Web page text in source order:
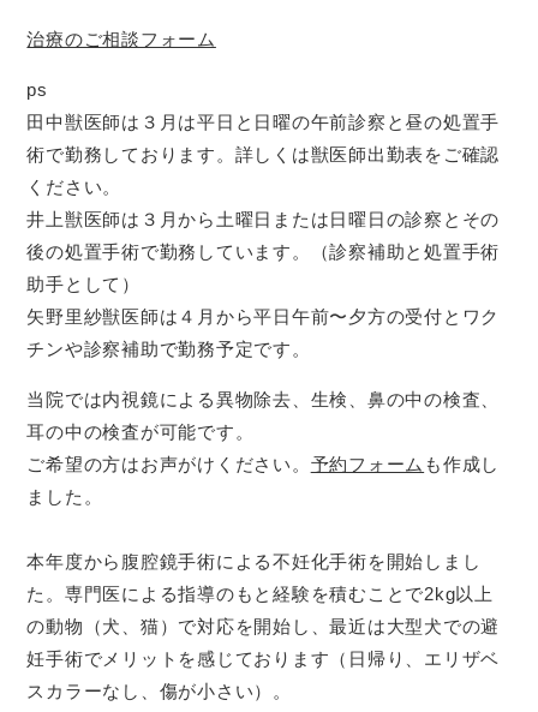
治療のご相談フォーム
ps
田中獣医師は３月は平日と日曜の午前診察と昼の処置手
術で勤務しております。詳しくは獣医師出勤表をご確認
ください。
井上獣医師は３月から土曜日または日曜日の診察とその
後の処置手術で勤務しています。（診察補助と処置手術
助手として）
矢野里紗獣医師は４月から平日午前〜夕方の受付とワク
チンや診察補助で勤務予定です。
当院では内視鏡による異物除去、生検、鼻の中の検査、
耳の中の検査が可能です。
ご希望の方はお声がけください。 予約フォーム も作成し
ました。
本年度から腹腔鏡手術による不妊化手術を開始しまし
た。専門医による指導のもと経験を積むことで2kg以上
の動物（犬、猫）で対応を開始し、最近は大型犬での避
妊手術でメリットを感じております（日帰り、エリザベ
スカラーなし、傷が小さい）。